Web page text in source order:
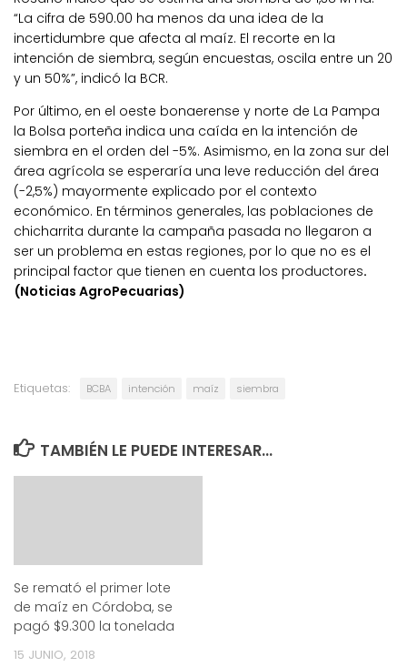
“La cifra de 590.00 ha menos da una idea de la
incertidumbre que afecta al maíz. El recorte en la
intención de siembra, según encuestas, oscila entre un 20
y un 50%”, indicó la BCR.
Por último, en el oeste bonaerense y norte de La Pampa
la Bolsa porteña indica una caída en la intención de
siembra en el orden del -5%. Asimismo, en la zona sur del
área agrícola se esperaría una leve reducción del área
(-2,5%) mayormente explicado por el contexto
económico. En términos generales, las poblaciones de
chicharrita durante la campaña pasada no llegaron a
ser un problema en estas regiones, por lo que no es el
principal factor que tienen en cuenta los productores.
(Noticias AgroPecuarias)
Etiquetas: BCBA intención maíz siembra
TAMBIÉN LE PUEDE INTERESAR...
Se remató el primer lote
de maíz en Córdoba, se
pagó $9.300 la tonelada
15 JUNIO, 2018